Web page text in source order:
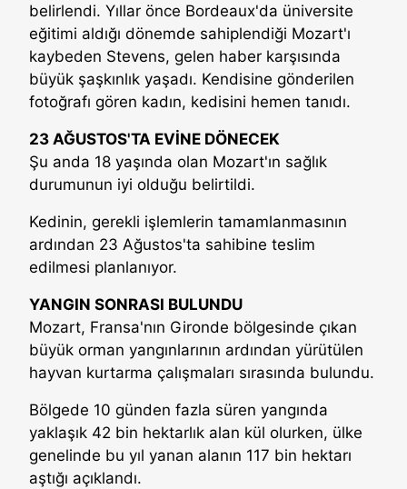
belirlendi. Yıllar önce Bordeaux'da üniversite
eğitimi aldığı dönemde sahiplendiği Mozart'ı
kaybeden Stevens, gelen haber karşısında
büyük şaşkınlık yaşadı. Kendisine gönderilen
fotoğrafı gören kadın, kedisini hemen tanıdı.
23 AĞUSTOS'TA EVİNE DÖNECEK
Şu anda 18 yaşında olan Mozart'ın sağlık
durumunun iyi olduğu belirtildi.
Kedinin, gerekli işlemlerin tamamlanmasının
ardından 23 Ağustos'ta sahibine teslim
edilmesi planlanıyor.
YANGIN SONRASI BULUNDU
Mozart, Fransa'nın Gironde bölgesinde çıkan
büyük orman yangınlarının ardından yürütülen
hayvan kurtarma çalışmaları sırasında bulundu.
Bölgede 10 günden fazla süren yangında
yaklaşık 42 bin hektarlık alan kül olurken, ülke
genelinde bu yıl yanan alanın 117 bin hektarı
aştığı açıklandı.